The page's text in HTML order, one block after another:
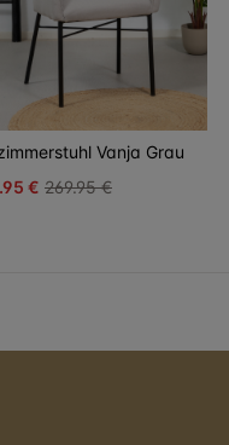
Vanja Grau
€ 269.95 €